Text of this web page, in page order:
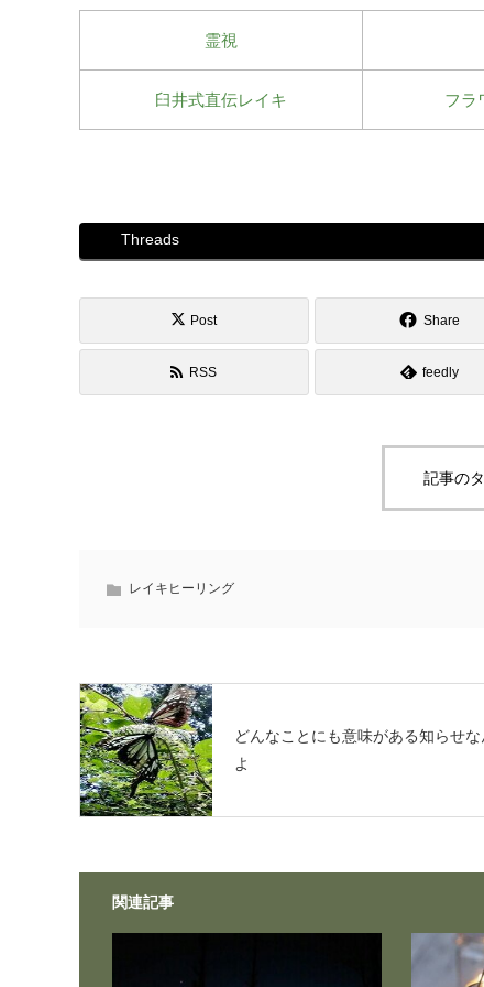
霊視
臼井式直伝レイキ フラ
Threads
Post Share
RSS feedly
記事の
レイキヒーリング
どんなことにも意味がある知らせ
よ
関連記事